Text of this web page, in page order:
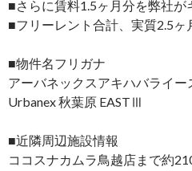
■さらに賃料1.5ヶ月分を弊社が
■フリーレント合計、実質2.5ヶ
■物件名フリガナ
アーバネックスアキハバライー
Urbanex 秋葉原 EASTⅢ
■近隣周辺施設情報
ココスナカムラ鳥越店まで約